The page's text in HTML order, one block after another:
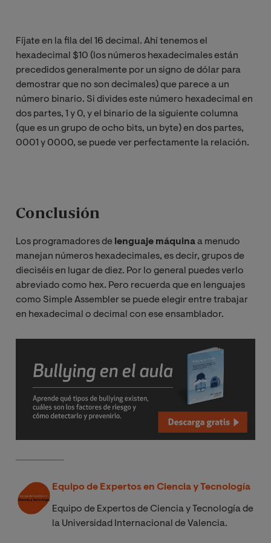
Fíjate en la fila del 16 decimal. Ahí tenemos el
hexadecimal $10 (los números hexadecimales están
precedidos generalmente por un signo de dólar para
demostrar que no son decimales) que parece a un
número binario. Si divides este número hexadecimal en
dos partes, 1 y 0, y el binario de la siguiente columna
(que es un grupo de ocho bits, un byte) en dos partes,
0001 y 0000, se puede ver perfectamente la relación.
Conclusión
Los programadores de lenguaje máquinaa menudo
manejan números hexadecimales, es decir, grupos de
dieciséis en lugar de diez. Por lo general puedes verlo
abreviado como hex. Pero recuerda que en lenguajes
como Simple Assembler se puede elegir entre trabajar
en hexadecimal o decimal con ese ensamblador.
Equipo de Expertos en Ciencia y Tecnología
Equipo de Expertos de Ciencia y Tecnología de
la Universidad Internacional de Valencia.